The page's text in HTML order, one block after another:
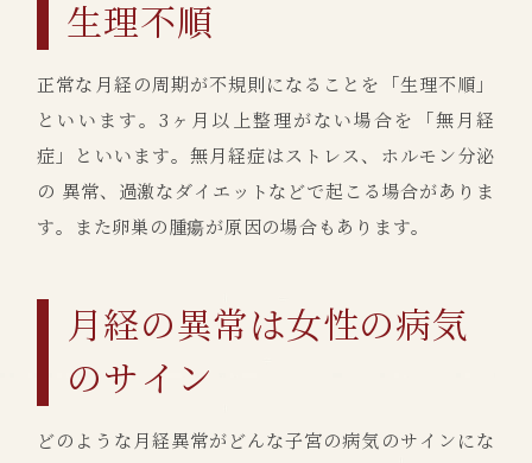
生理不順
正常な月経の周期が不規則になることを「生理不順」
といいます。3ヶ月以上整理がない場合を「無月経
症」といいます。無月経症はストレス、ホルモン分泌
の 異常、過激なダイエットなどで起こる場合がありま
す。また卵巣の腫瘍が原因の場合もあります。
月経の異常は女性の病気
のサイン
どのような月経異常がどんな子宮の病気のサインにな